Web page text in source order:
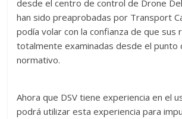
desde el centro de control de Drone
han sido preaprobadas por Transport
podía volar con la confianza de que sus
totalmente examinadas desde el punto
normativo.
Ahora que DSV tiene experiencia en el
podrá utilizar esta experiencia para